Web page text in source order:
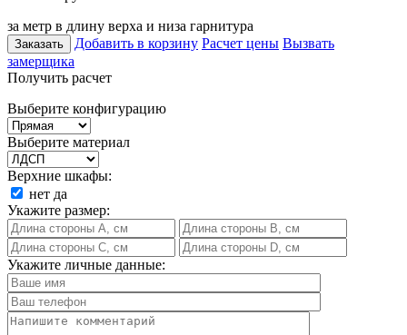
за метр в длину верха и низа гарнитура
Заказать Добавить в корзину Расчет цены Вызвать
замерщика
Получить расчет
Выберите конфигурацию
Выберите материал
Верхние шкафы:
нет да
Укажите размер:
Укажите личные данные: